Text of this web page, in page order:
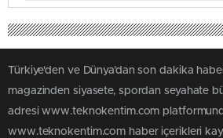
Türkiye'den ve Dünya’dan son dakika
magazinden siyasete, spordan seyahate
adresi www.teknokentim.com
www.teknokentim.com haber içerikleri